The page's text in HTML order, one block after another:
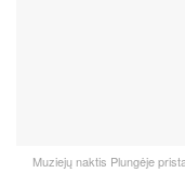
Muziejų naktis Plungėje